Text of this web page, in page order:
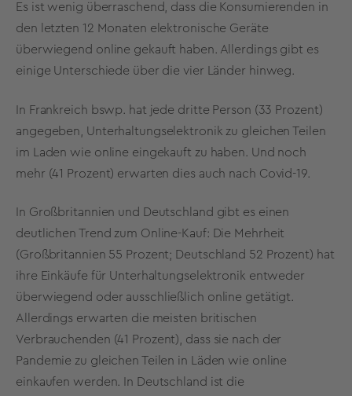
Es ist wenig überraschend, dass die Konsumierenden in
den letzten 12 Monaten elektronische Geräte
überwiegend online gekauft haben. Allerdings gibt es
einige Unterschiede über die vier Länder hinweg.
In Frankreich bswp. hat jede dritte Person (33 Prozent)
angegeben, Unterhaltungselektronik zu gleichen Teilen
im Laden wie online eingekauft zu haben. Und noch
mehr (41 Prozent) erwarten dies auch nach Covid-19.
In Großbritannien und Deutschland gibt es einen
deutlichen Trend zum Online-Kauf: Die Mehrheit
(Großbritannien 55 Prozent; Deutschland 52 Prozent) hat
ihre Einkäufe für Unterhaltungselektronik entweder
überwiegend oder ausschließlich online getätigt.
Allerdings erwarten die meisten britischen
Verbrauchenden (41 Prozent), dass sie nach der
Pandemie zu gleichen Teilen in Läden wie online
einkaufen werden. In Deutschland ist die